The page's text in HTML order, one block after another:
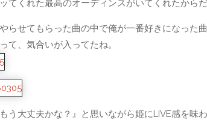
てくれた最高のオーディンスがいてくれたから
らせてもらった曲の中で俺が一番好きになった
て、気合いが入ってたね。
う大丈夫かな？』と思いながら姫にLIVE感を味